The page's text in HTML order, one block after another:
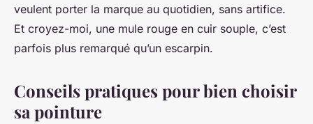
veulent porter la marque au quotidien, sans artifice.
Et croyez-moi, une mule rouge en cuir souple, c’est
parfois plus remarqué qu’un escarpin.
Conseils pratiques pour bien choisir
sa pointure